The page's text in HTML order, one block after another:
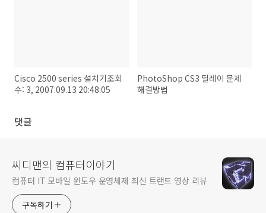
Cisco 2500 series 설치기조회
수: 3, 2007.09.13 20:48:05
PhotoShop CS3 딜레이 문제
해결방법
댓글
씨디맨의 컴퓨터이야기
컴퓨터 IT 모바일 윈도우 운영체제 최신 트랜드 영상 리뷰
구독하기